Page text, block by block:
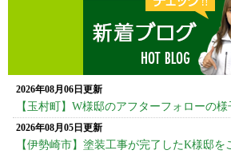
2026年08月06日更新
【玉村町】W様邸のアフターフォローの様
2026年08月05日更新
【伊勢崎市】塗装工事が完了したK様邸を